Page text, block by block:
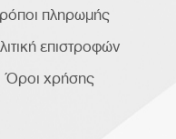
πληρωμής
επιστροφών
Όροι χρήσης